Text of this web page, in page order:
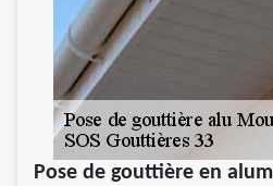
Pose de gouttière en